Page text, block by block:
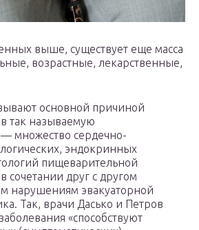
выше, существует еще масса
возрастные, лекарственные,
основной причиной
так называемую
множество сердечно-
эндокринных
пищеварительной
сочетании друг с другом
нарушениям эвакуаторной
Так, врачи Дасько и Петров
«способствуют